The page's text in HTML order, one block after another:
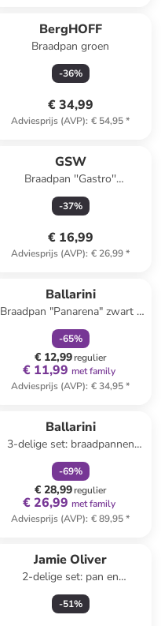
BergHOFF
Braadpan groen
-36%
€ 34,99
Adviesprijs (AVP): € 54,95*
GSW
Braadpan ''Gastro''
zilverkleurig - Ø 24 cm
-37%
€ 16,99
Adviesprijs (AVP): € 26,99*
Ballarini
Braadpan "Panarena" zwart -
Ø 28 cm
-65%
€ 12,99regulier
€ 11,99 met family
Adviesprijs (AVP): € 34,95*
Ballarini
3-delige set: braadpannen
"Panarea" zwart
-69%
€ 28,99regulier
€ 26,99 met family
Adviesprijs (AVP): € 89,95*
Jamie Oliver
2-delige set: pan en
pannenbeschermer "Jo
Classic" zilverkleurig/zwart -
-51%